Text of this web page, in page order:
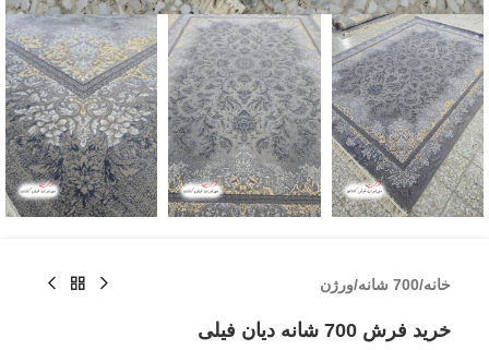
خانه/700 شانه /ورژن
خرید فرش 700 شانه دیان فیلی